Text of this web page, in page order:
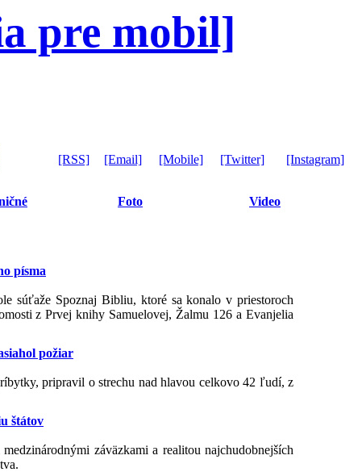
pre mobil]
[RSS] [Email] [Mobile] [Twitter] [Instagram]
Foto Video
písma
súťaže Spoznaj Bibliu, ktoré sa konalo v priestoroch
z Prvej knihy Samuelovej, Žalmu 126 a Evanjelia
požiar
pripravil o strechu nad hlavou celkovo 42 ľudí, z
štátov
záväzkami a realitou najchudobnejších